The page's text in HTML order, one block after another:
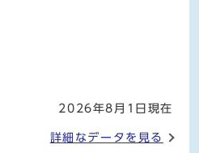
2026年8月1日現在
詳細なデータを見る